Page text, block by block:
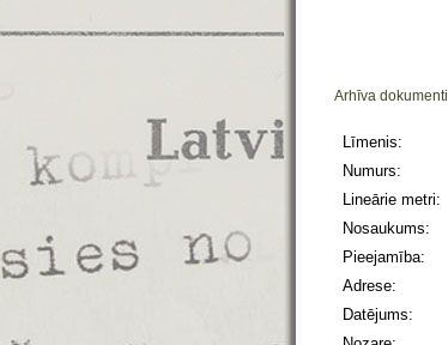
Arhīva dokumenti
Līmenis:
Numurs:
Lineārie metri:
Nosaukums:
Pieejamība:
Adrese:
Datējums: